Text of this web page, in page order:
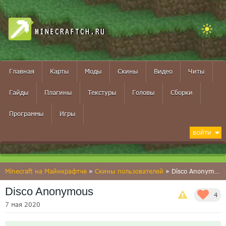
MINECRAFTCH.RU
Главная Карты Моды Скины Видео Читы
Гайды Плагины Текстуры Головы Сборки
Программы Игры
ВОЙТИ
Minecraft на Майнкрафтче » Скины пользователей » Disco Anonymous
4
Disco Anonymous
7 мая 2020